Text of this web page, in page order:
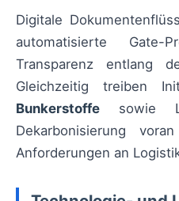
Digitale
automatisierte Gate-
Transparenz entlang
Gleichzeitig treiben
Bunkerstoffe sowie
Dekarbonisierung
Anforderungen an